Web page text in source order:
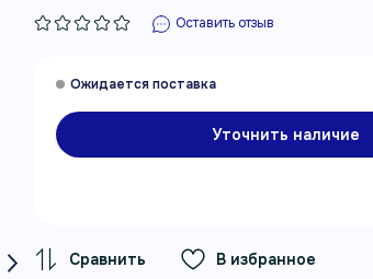
Оставить отзыв
Уточнить наличие
В избранное